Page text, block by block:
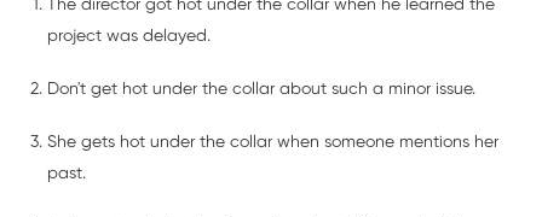
The director got hot under the collar when he learned the
project was delayed.
Don't get hot under the collar about such a minor issue.
She gets hot under the collar when someone mentions her
past.